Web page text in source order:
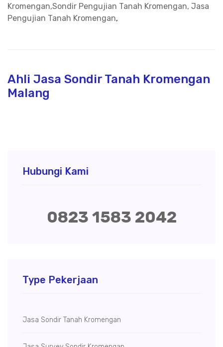
Kromengan,Sondir Pengujian Tanah Kromengan, Jasa
Pengujian Tanah Kromengan,
Ahli Jasa Sondir Tanah Kromengan
Malang
Hubungi Kami
0823 1583 2042
Type Pekerjaan
Jasa Sondir Tanah Kromengan